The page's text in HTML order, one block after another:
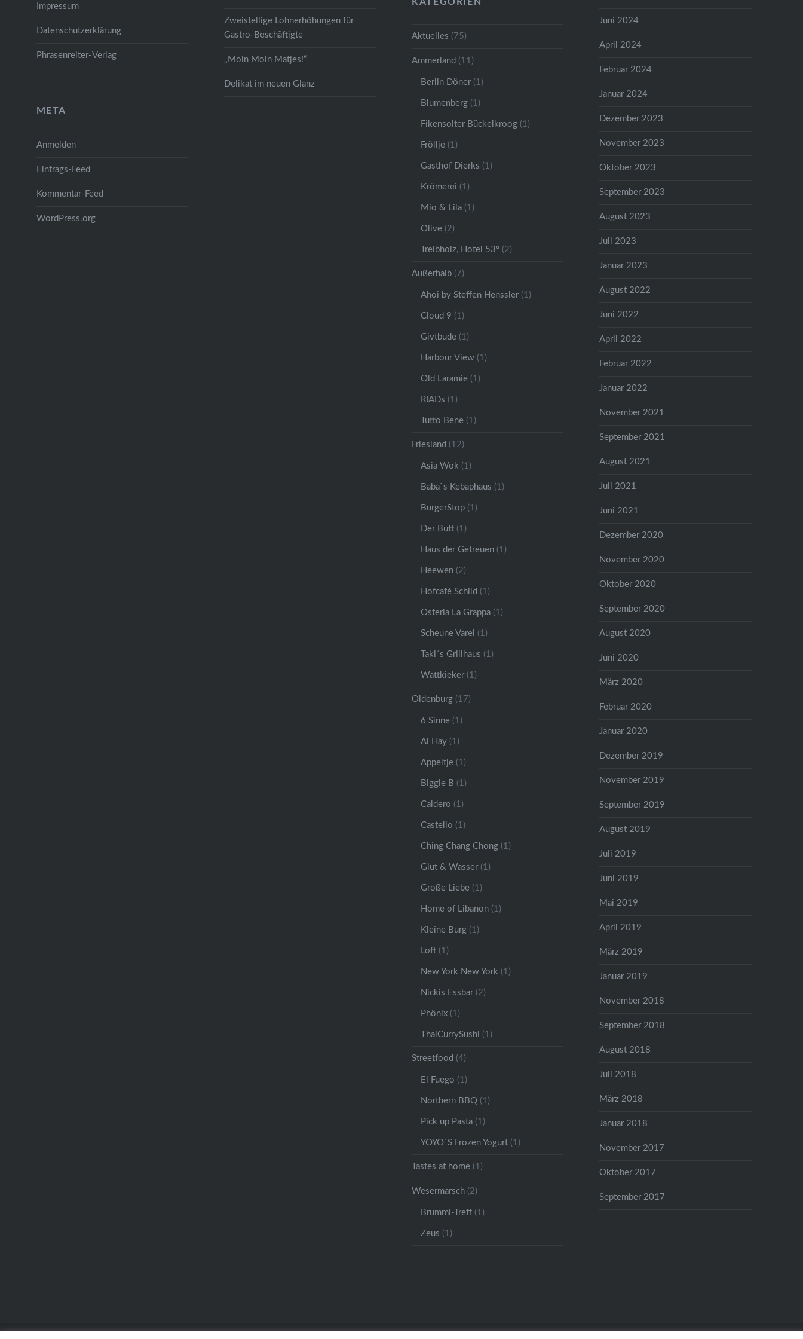
Zweistellige Lohnerhöhungen für
Gastro-Beschäftigte
„Moin Moin Matjes!“
Delikat im neuen Glanz
Juni 2024
April 2024
Februar 2024
Januar 2024
Dezember 2023
November 2023
Oktober 2023
September 2023
August 2023
Juli 2023
Januar 2023
August 2022
Juni 2022
April 2022
Februar 2022
Januar 2022
November 2021
September 2021
August 2021
Juli 2021
Juni 2021
Dezember 2020
November 2020
Oktober 2020
September 2020
August 2020
Juni 2020
März 2020
Februar 2020
Januar 2020
Dezember 2019
November 2019
September 2019
August 2019
Juli 2019
Juni 2019
Mai 2019
April 2019
März 2019
Januar 2019
November 2018
September 2018
August 2018
Juli 2018
März 2018
Januar 2018
November 2017
Oktober 2017
September 2017
Impressum
Datenschutzerklärung
Phrasenreiter-Verlag
Aktuelles (75)
Ammerland (11)
Berlin Döner(1)
Blumenberg (1)
Fikensolter Bückelkroog (1)
Fröllje (1)
Gasthof Dierks (1)
Krömerei (1)
Mio & Lila (1)
Olive (2)
Treibholz, Hotel 53° (2)
Außerhalb (7)
Ahoi by Steffen Henssler(1)
Cloud 9 (1)
Givtbude (1)
Harbour View (1)
Old Laramie (1)
RIADs (1)
Tutto Bene (1)
Friesland (12)
Asia Wok (1)
Baba`s Kebaphaus (1)
BurgerStop (1)
Der Butt (1)
Haus der Getreuen (1)
Heewen (2)
Hofcafé Schild (1)
Osteria La Grappa (1)
Scheune Varel (1)
Taki´s Grillhaus (1)
Wattkieker(1)
Oldenburg (17)
6 Sinne (1)
Al Hay (1)
Appeltje (1)
Biggie B (1)
Caldero (1)
Castello (1)
Ching Chang Chong (1)
Glut & Wasser(1)
Große Liebe (1)
Home of Libanon (1)
Kleine Burg (1)
Loft (1)
New York New York (1)
Nickis Essbar(2)
Phönix (1)
ThaiCurrySushi (1)
Streetfood (4)
El Fuego (1)
Northern BBQ (1)
Pick up Pasta (1)
YOYO´S Frozen Yogurt (1)
Tastes at home (1)
Wesermarsch (2)
Brummi-Treff (1)
Zeus (1)
META
Anmelden
Eintrags-Feed
Kommentar-Feed
WordPress.org